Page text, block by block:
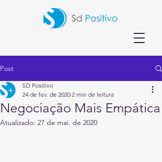
Post
Negociação Mais Empática
SD Positivo
24 de fev. de 2020 2 min de leitura
Atualizado: 27 de mai. de 2020